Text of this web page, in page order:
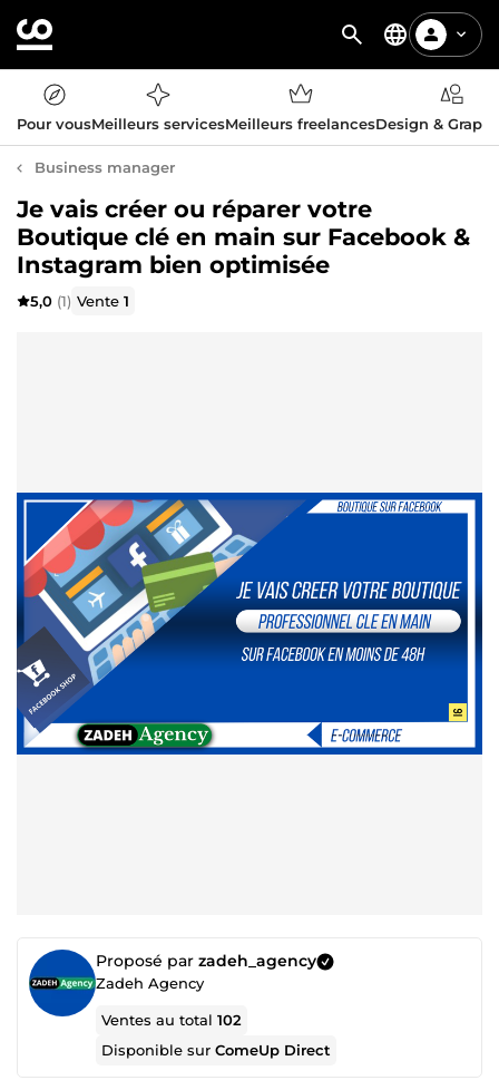
Pour vousMeilleurs servicesMeilleurs freelancesDesign &
Business manager
Je vais créer ou réparer votre
Boutique clé en main sur Facebook &
Instagram bien optimisée
5,0 (1) Vente1
Proposé par zadeh_agency
Zadeh Agency
Ventes au total102
Disponible surComeUp Direct